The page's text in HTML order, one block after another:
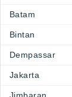
Batam
Bintan
Dempassar
Jakarta